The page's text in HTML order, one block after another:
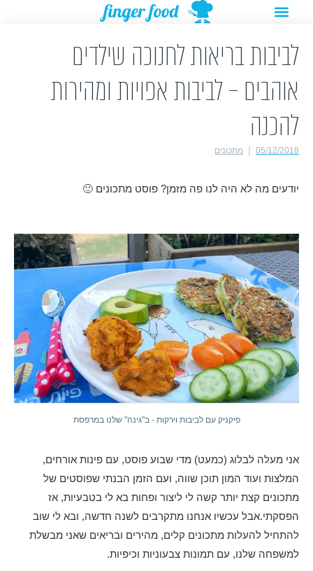
תפריט
לביבות בריאות לחנוכה שילדים
אוהבים – לביבות אפויות ומהירות
להכנה
05/12/2018 מתכונים
יודעים מה לא היה לנו פה מזמן? פוסט מתכונים 🙂
פיקניק עם לביבות וירקות - ב"גינה" שלנו במרפסת
אני מעלה לבלוג (כמעט) מדי שבוע פוסט, עם פינות אורחים,
המלצות ועוד המון תוכן שווה, ועם הזמן הבנתי שפוסטים של
מתכונים קצת יותר קשה לי ליצור ופחות בא לי בטבעיות, אז
הפסקתי.אבל עכשיו אנחנו מתקרבים לשנה חדשה, ובא לי שוב
להתחיל להעלות מתכונים קלים, מהירים ובריאים שאני מבשלת
למשפחה שלנו, עם תמונות צבעוניות וכיפיות.